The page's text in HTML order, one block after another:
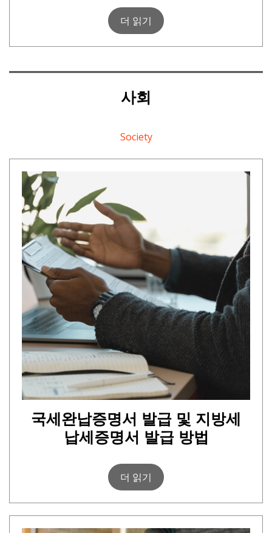
더 읽기
사회
Society
국세완납증명서 발급 및 지방세
납세증명서 발급 방법
더 읽기